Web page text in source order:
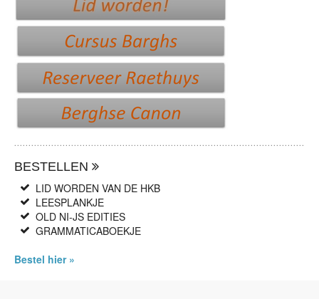
BESTELLEN
LID WORDEN VAN DE HKB
LEESPLANKJE
OLD NI-JS EDITIES
GRAMMATICABOEKJE
Bestel hier »